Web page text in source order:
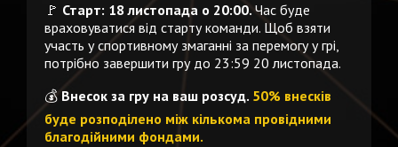
🚩 Старт: 18 листопада о 20:00. Час буде
враховуватися від старту команди. Щоб взяти
участь у спортивному змаганні за перемогу у грі,
потрібно завершити гру до 23:59 20 листопада.
💰 Внесок за гру на ваш розсуд. 50% внесків
буде розподілено між кількома провідними
благодійними фондами.